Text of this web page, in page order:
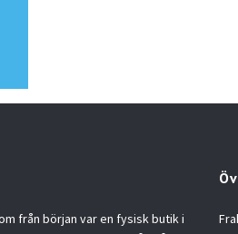
från början var en fysisk butik i